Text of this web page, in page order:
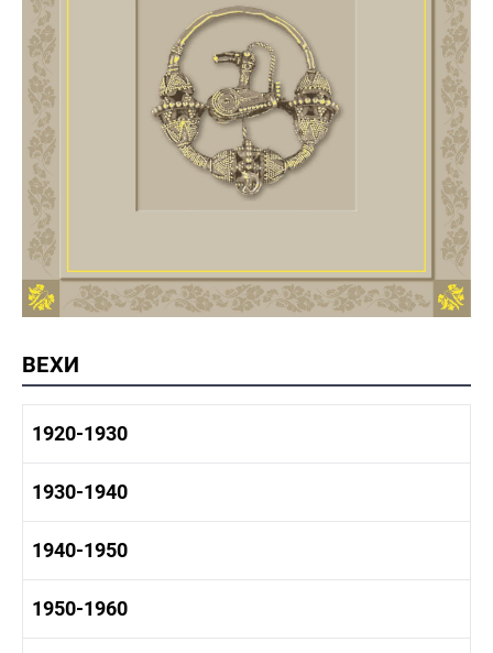
ВЕХИ
1920-1930
1920-1930 история
1930-1940
1930-1940 история
1940-1950
1940-1950 быт
1950-1960